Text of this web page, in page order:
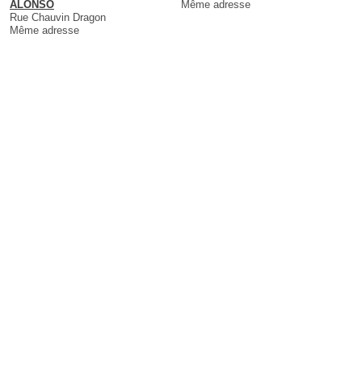
ALONSO
Rue Chauvin Dragon
Même adresse
Même adresse